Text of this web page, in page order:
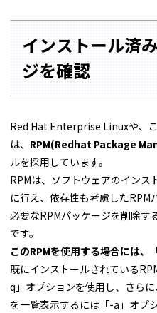
インストール済
ジを確認
Red Hat Enterprise Linuxや、
は、 RPM(Redhat Package
ルを採用しています。
RPMは、ソフトウェアのインス
に行え、依存性も考慮したRPM
必要なRPMパッケージを削除す
です。
このRPMを使用する場合には、
既にインストールされている
q」オプションを使用し、さら
を一覧表示するには「-a」オプ